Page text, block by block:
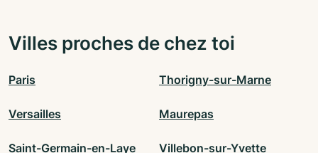
Villes proches de chez toi
Paris Thorigny-sur-Marne
Versailles Maurepas
Saint-Germain-en-Laye Villebon-sur-Yvette